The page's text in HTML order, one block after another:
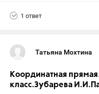
1 ответ
Татьяна Мохтина
Координатная
класс.Зубарева